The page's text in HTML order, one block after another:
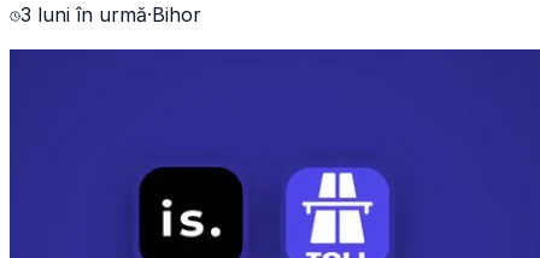
3 luni în urmă·Bihor